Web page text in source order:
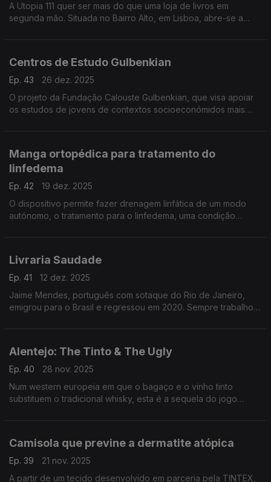
A Utopia 111 quer ser mais do que uma loja de livros em
segunda mão. Situada no Bairro Alto, em Lisboa, abre-se a
Centros de Estudo Gulbenkian
Ep. 43
26 dez. 2025
O projeto da Fundação Calouste Gulbenkian, que visa apoiar
os estudos de jovens de contextos socioeconómidos mais
Manga ortopédica para tratamento do
linfedema
Ep. 42
19 dez. 2025
O dispositivo permite fazer drenagem linfática de um modo
autónomo, o tratamento para o linfedema, uma condição
Livraria Saudade
Ep. 41
12 dez. 2025
Jaime Mendes, português com sotaque do Rio de Janeiro,
emigrou para o Brasil e regressou em 2020. Sempre trabalhou
Alentejo: The Tinto & The Ugly
Ep. 40
28 nov. 2025
Num western europeia em que o bagaço e o vinho tinto
substituem o tradicional whisky, esta é a sequela do jogo
Camisola que previne a dermatite atópica
Ep. 39
21 nov. 2025
A partir de um tecido desenvolvido em parceria pela TINTEX,